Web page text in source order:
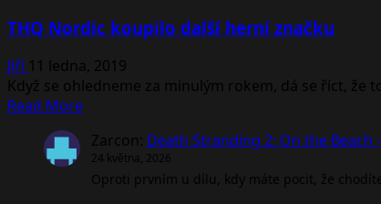
THQ Nordic koupilo další herní značku
Jiří 11 ledna, 2019
Když se ohledneme za minulým rokem, dá se říct, že
Read MoreRead
about
THQ
Nordic
Zarcon: Death Stranding 2: On the Beach
24 května, 2026
Oproti prvním u dílu, kdy máte pocit, že